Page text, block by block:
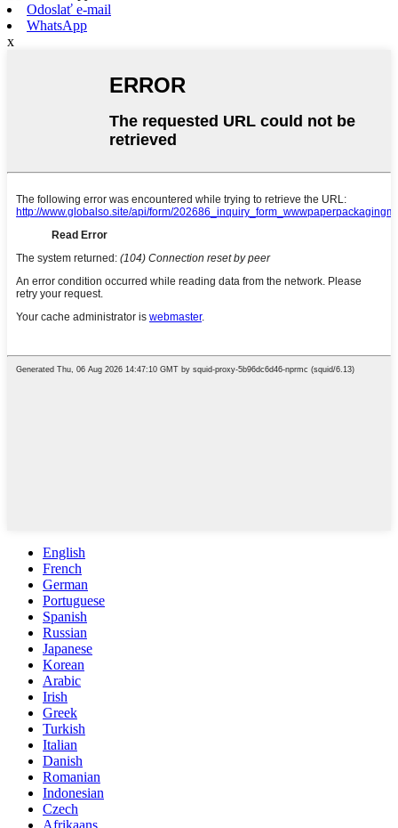
Odoslať e-mail
WhatsApp
x
English
French
German
Portuguese
Spanish
Russian
Japanese
Korean
Arabic
Irish
Greek
Turkish
Italian
Danish
Romanian
Indonesian
Czech
Afrikaans